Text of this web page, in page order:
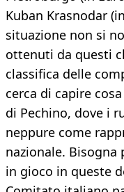
Kuban Krasnodar
situazione non si
ottenuti da questi
classifica delle
cerca di capire
di Pechino, dove i
neppure come
nazionale.
in gioco in queste